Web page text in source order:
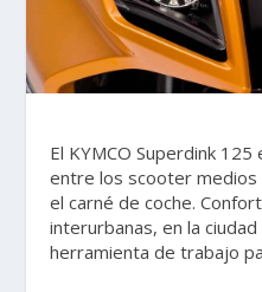
El KYMCO Superdink
entre los scooter medios
el carné de coche.
interurbanas, en la
herramienta de trabajo